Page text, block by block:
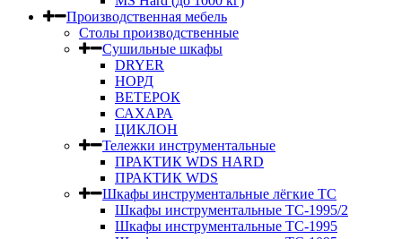
Производственная мебель
Столы производственные
Сушильные шкафы
DRYER
НОРД
ВЕТЕРОК
САХАРА
ЦИКЛОН
Тележки инструментальные
ПРАКТИК WDS HARD
ПРАКТИК WDS
Шкафы инструментальные лёгкие ТС
Шкафы инструментальные ТС-1995/2
Шкафы инструментальные TC-1995